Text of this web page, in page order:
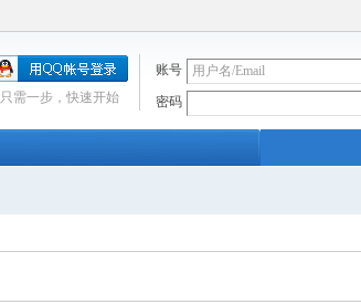
账号
密码
只需一步，快速开始